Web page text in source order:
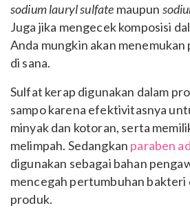
sodium lauryl sulfate maupun
Juga jika mengecek komposisi
Anda mungkin akan
di sana.
Sulfat kerap digunakan dalam
sampo karena efektivitasnya
minyak dan kotoran, serta
melimpah. Sedangkan paraben
digunakan sebagai bahan
mencegah pertumbuhan bakteri
produk.